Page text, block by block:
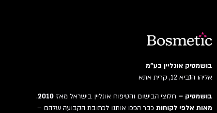
בושמטיק אונליין בע"מ
אליהו הנביא 12, קרית אתא
בושמטיק –חלוצי הבישום והטיפוח אונליין בישראל מאז2010
.
מאות אלפי לקוחותכבר הפכו אותנו לכתובת הקבועה שלהם –